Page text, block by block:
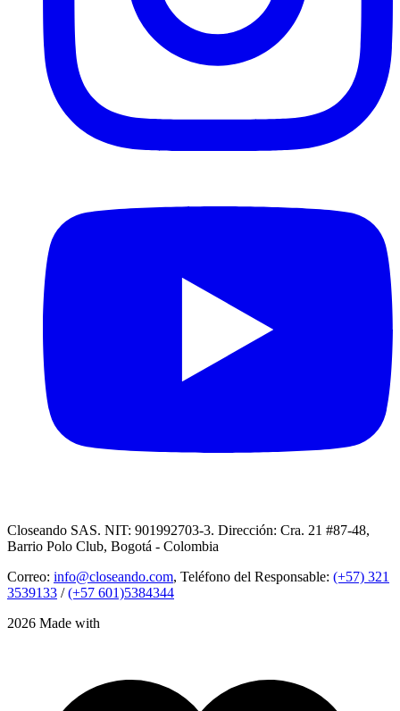
Closeando SAS. NIT: 901992703-3. Dirección: Cra. 21 #87-48,
Barrio Polo Club, Bogotá - Colombia
Correo: info@closeando.com, Teléfono del Responsable: (+57) 321
3539133 /(+57 601)5384344
2026 Made with